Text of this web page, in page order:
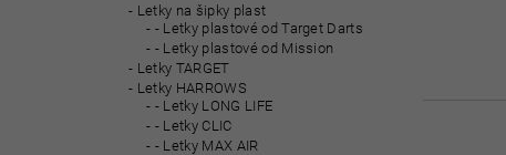
Letky na šipky plast
- Letky plastové od Target Darts
- Letky plastové od Mission
Letky TARGET
Letky HARROWS
- Letky LONG LIFE
- Letky CLIC
- Letky MAX AIR